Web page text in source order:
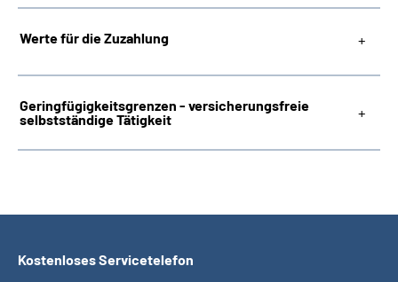
Werte für die Zuzahlung
Geringfügigkeitsgrenzen - versicherungsfreie
selbstständige Tätigkeit
Kostenloses Servicetelefon